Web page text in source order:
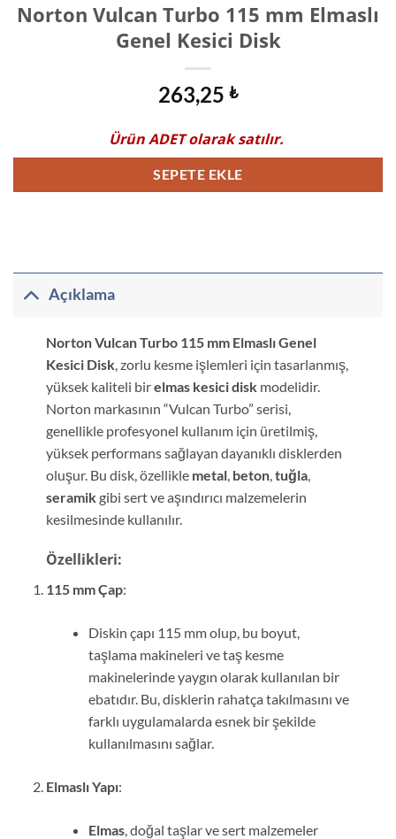
Norton Vulcan Turbo 115 mm Elmaslı
Genel Kesici Disk
263,25 ₺
ÜrünADETolarak satılır.
SEPETE EKLE
Açıklama
Norton Vulcan Turbo 115 mm Elmaslı Genel
Kesici Disk, zorlu kesme işlemleri için tasarlanmış,
yüksek kaliteli birelmas kesici diskmodelidir.
Norton markasının “Vulcan Turbo” serisi,
genellikle profesyonel kullanım için üretilmiş,
yüksek performans sağlayan dayanıklı disklerden
oluşur. Bu disk, özellikle metal, beton,tuğla,
seramikgibi sert ve aşındırıcı malzemelerin
kesilmesinde kullanılır.
Özellikleri:
115 mm Çap:
Diskin çapı 115 mm olup, bu boyut,
taşlama makineleri ve taş kesme
makinelerinde yaygın olarak kullanılan bir
ebatıdır. Bu, disklerin rahatça takılmasını ve
farklı uygulamalarda esnek bir şekilde
kullanılmasını sağlar.
Elmaslı Yapı:
Elmas, doğal taşlar ve sert malzemeler